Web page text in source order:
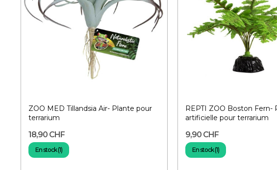
ZOO MED Tillandsia Air- Plante pour
terrarium
18,90 CHF
En stock (1)
REPTI ZOO Boston Fern-
artificielle pour terrarium
9,90 CHF
En stock (1)